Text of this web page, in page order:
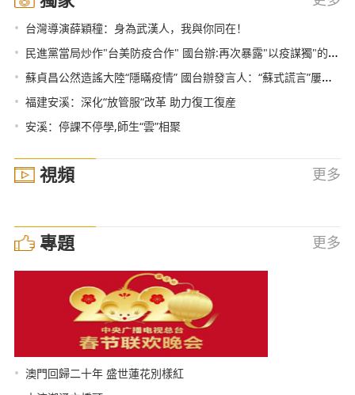
• 台灣導演薛穎穜：身為武漢人，我與你同在！
• 民進黨當局炒作"台美防疫合作" 國台辦:再次暴露"以疫謀獨"的卑劣行徑和政治圖謀
• 蘇貞昌公然造謠大陸“隱瞞疫情” 國台辦發言人：“蘇式謊言”屢次被事實打臉
• 福建安溪：深化“放管服“改革 助力復工復産
• 安溪：停課不停學,師生“雲”相聚
視頻 更多
專題 更多
• 澳門回歸二十年 盛世蓮花別樣紅